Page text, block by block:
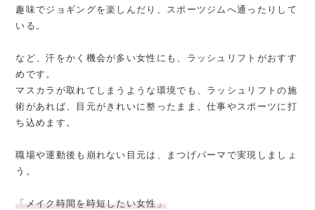
趣味でジョギングを楽しんだり、スポーツジムへ通ったりして
いる。
など、汗をかく機会が多い女性にも、ラッシュリフトがおすす
めです。
マスカラが取れてしまうような環境でも、ラッシュリフトの施
術があれば、目元がきれいに整ったまま、仕事やスポーツに打
ち込めます。
職場や運動後も崩れない目元は、まつげパーマで実現しましょ
う。
「メイク時間を時短したい女性」